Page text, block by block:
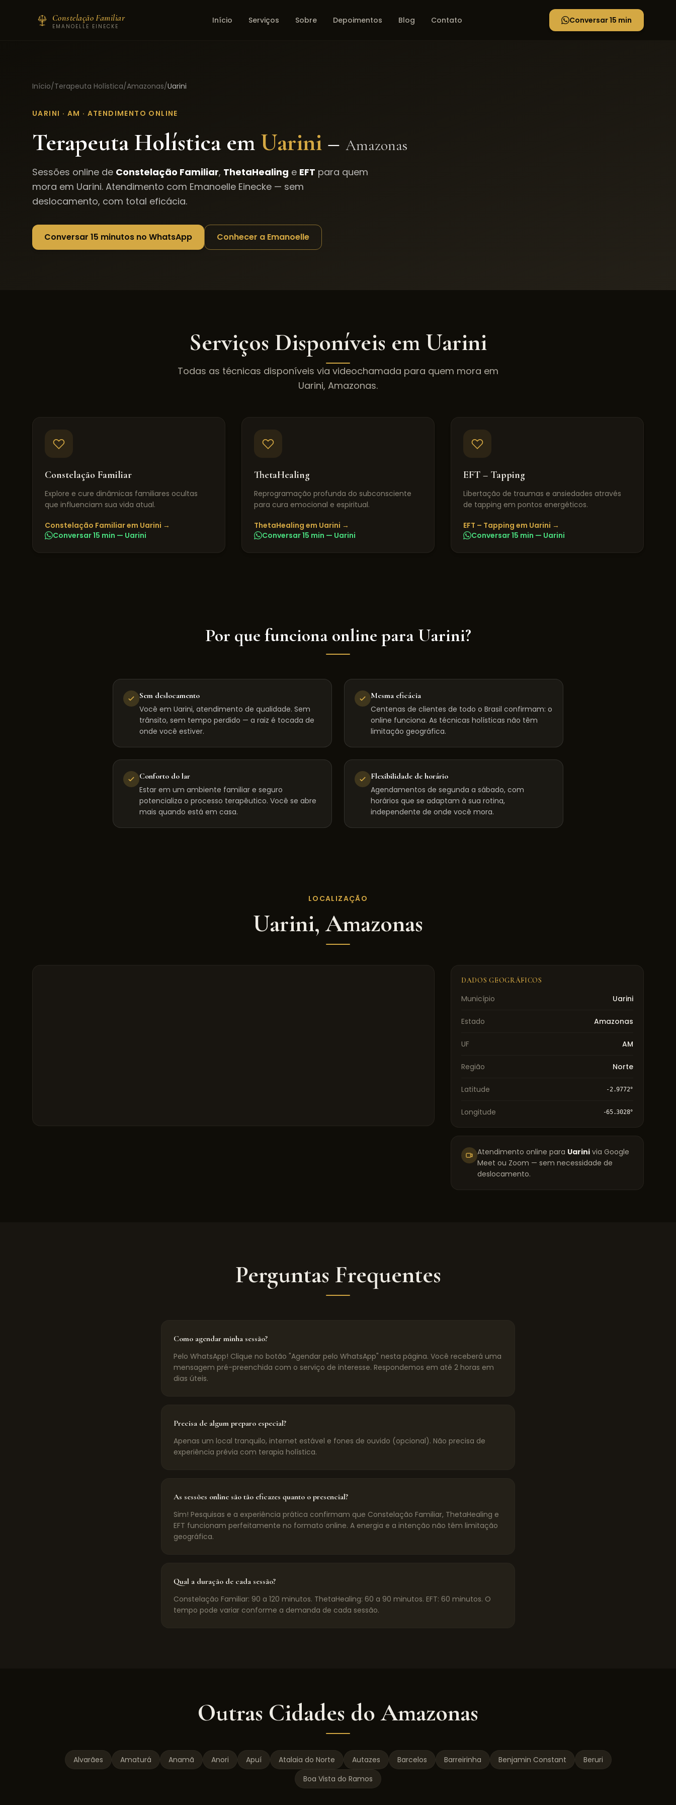
Constelação Familiar
EMANOELLE EINECKE
Início Serviços Sobre Depoimentos Blog Contato Conversar 15 min
Início/Terapeuta Holística/Amazonas/Uarini
UARINI · AM · ATENDIMENTO ONLINE
Terapeuta Holística em Uarini – Amazonas
Sessões online de Constelação Familiar, ThetaHealing e EFT para quem
mora em Uarini. Atendimento com Emanoelle Einecke — sem
deslocamento, com total eficácia.
Conversar 15 minutos no WhatsApp Conhecer a Emanoelle
Serviços Disponíveis em Uarini
Todas as técnicas disponíveis via videochamada para quem mora em
Uarini, Amazonas.
Constelação Familiar
Explore e cure dinâmicas familiares ocultas
que influenciam sua vida atual.
Constelação Familiarem Uarini →
Conversar 15 min — Uarini
ThetaHealing
Reprogramação profunda do subconsciente
para cura emocional e espiritual.
ThetaHealing em Uarini →
Conversar 15 min — Uarini
EFT – Tapping
Libertação de traumas e ansiedades através
de tapping em pontos energéticos.
EFT – Tapping em Uarini →
Conversar 15 min — Uarini
Por que funciona online para Uarini?
Sem deslocamento
Você em Uarini, atendimento de qualidade. Sem
trânsito, sem tempo perdido — a raiz é tocada de
onde você estiver.
Mesma eficácia
Centenas de clientes de todo o Brasil confirmam: o
online funciona. As técnicas holísticas não têm
limitação geográfica.
Conforto do lar
Estar em um ambiente familiar e seguro
potencializa o processo terapêutico. Você se abre
mais quando está em casa.
Flexibilidade de horário
Agendamentos de segunda a sábado, com
horários que se adaptam à sua rotina,
independente de onde você mora.
LOCALIZAÇÃO
Uarini,Amazonas
DADOS GEOGRÁFICOS
Município Uarini
Estado Amazonas
UF AM
Região Norte
Latitude -2.9772°
Longitude -65.3028°
Atendimento online para Uarini via Google
Meet ou Zoom — sem necessidade de
deslocamento.
Perguntas Frequentes
Como agendar minha sessão?
Pelo WhatsApp! Clique no botão "Agendar pelo WhatsApp" nesta página. Você receberá uma
mensagem pré-preenchida com o serviço de interesse. Respondemos em até 2 horas em
dias úteis.
Precisa de algum preparo especial?
Apenas um local tranquilo, internet estável e fones de ouvido (opcional). Não precisa de
experiência prévia com terapia holística.
As sessões online são tão eficazes quanto o presencial?
Sim! Pesquisas e a experiência prática confirmam que Constelação Familiar, ThetaHealing e
EFT funcionam perfeitamente no formato online. A energia e a intenção não têm limitação
geográfica.
Qual a duração de cada sessão?
Constelação Familiar: 90 a 120 minutos. ThetaHealing: 60 a 90 minutos. EFT: 60 minutos. O
tempo pode variar conforme a demanda de cada sessão.
Outras Cidades doAmazonas
Alvarães Amaturá Anamã Anori Apuí Atalaia do Norte Autazes Barcelos Barreirinha Benjamin Constant
Beruri
Boa Vista do Ramos